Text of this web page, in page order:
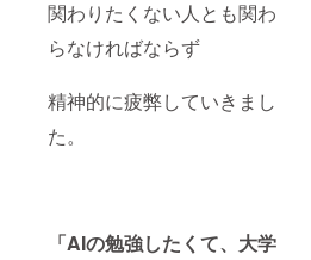
関わりたくない人とも関わ
らなければならず
精神的に疲弊していきまし
た。
「AIの勉強したくて、大学